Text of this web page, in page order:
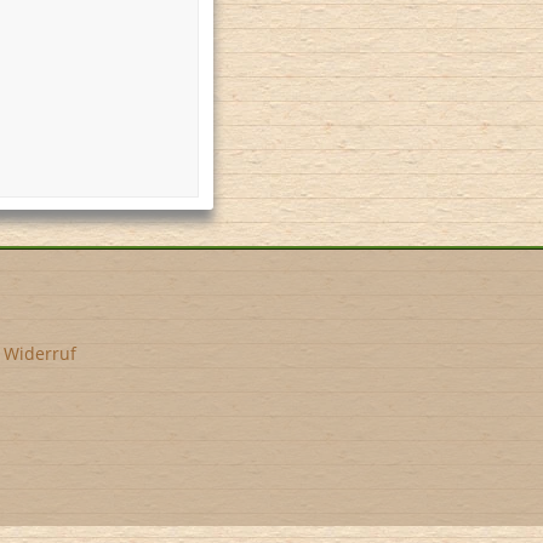
Widerruf